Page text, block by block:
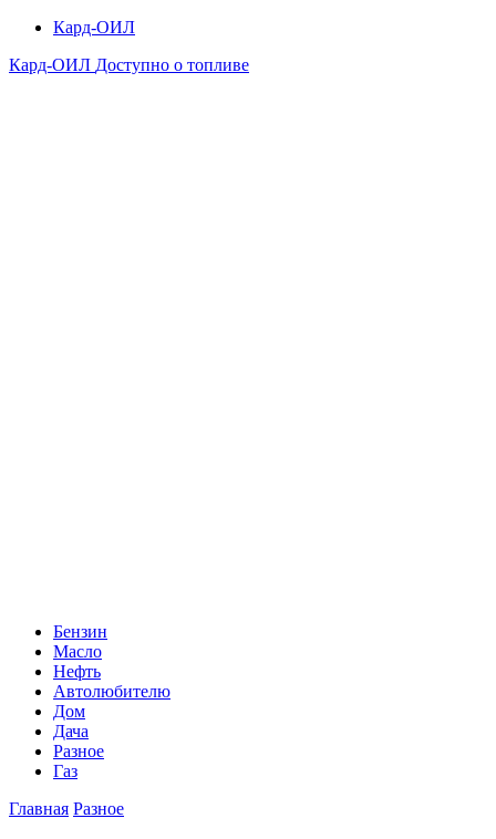
Кард-ОИЛ
Кард-ОИЛ Доступно о топливе
Бензин
Масло
Нефть
Автолюбителю
Дом
Дача
Разное
Газ
Главная Разное